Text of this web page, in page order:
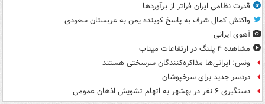
قدرت نظامی ایران فراتر از برآوردها
واکنش کمال شرف به پاسخ کوبنده یمن به عربستان سعودی
آهوی ایرانی
مشاهده ۴ پلنگ در ارتفاعات میناب
ونس: ایرانی‌ها مذاکره‌کنندگان سرسختی هستند
دردسر جدید برای سرخپوشان
دستگیری ۶ نفر در بهشهر به اتهام تشویش اذهان عمومی